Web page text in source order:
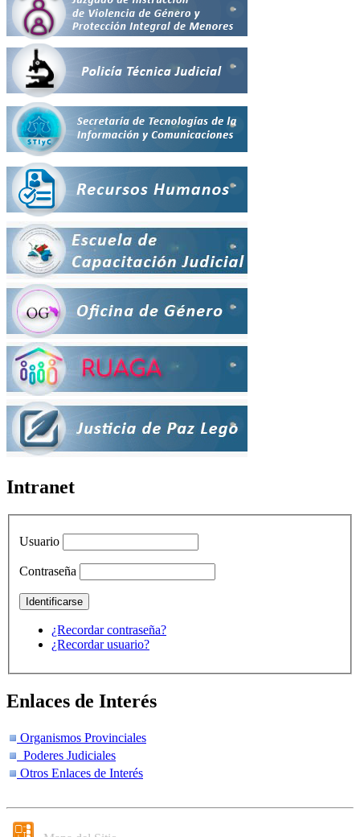
Intranet
Usuario
Contraseña
¿Recordar contraseña?
¿Recordar usuario?
Enlaces de Interés
Organismos Provinciales
Poderes Judiciales
Otros Enlaces de Interés